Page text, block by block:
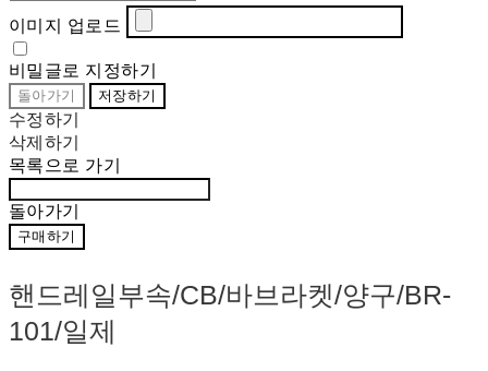
이미지 업로드
비밀글로 지정하기
돌아가기 저장하기
수정하기
삭제하기
목록으로 가기
돌아가기
구매하기
핸드레일부속/CB/바브라켓/양구/BR-
101/일제